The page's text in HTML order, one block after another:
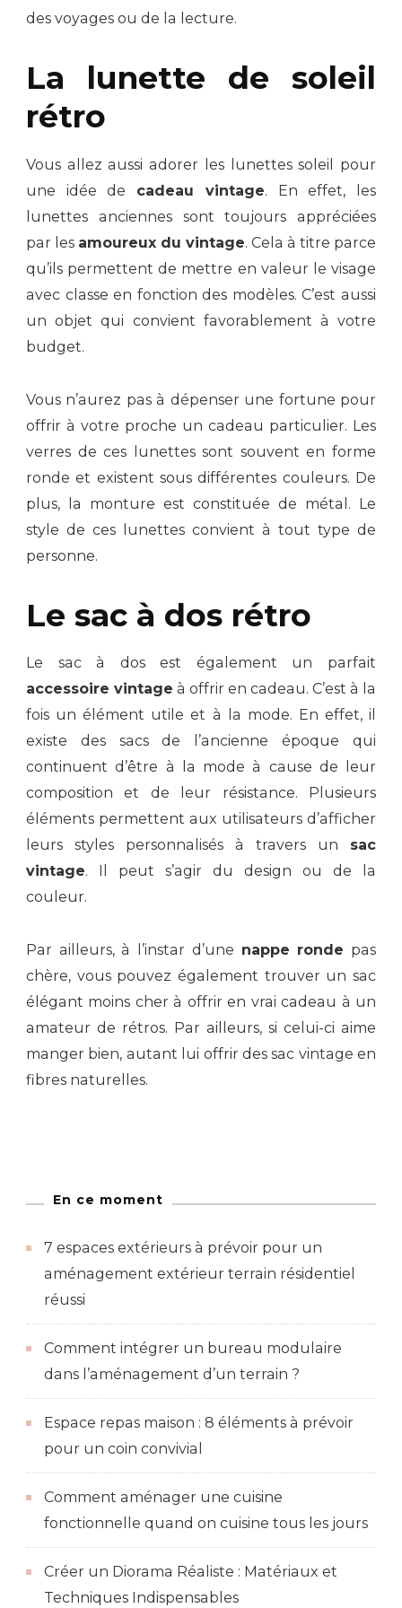
des voyages ou de la lecture.
La lunette de soleil
rétro
Vous allez aussi adorer les lunettes soleil pour
une idée de cadeau vintage. En effet, les
lunettes anciennes sont toujours appréciées
par les amoureux du vintage. Cela à titre parce
qu’ils permettent de mettre en valeur le visage
avec classe en fonction des modèles. C’est aussi
un objet qui convient favorablement à votre
budget.
Vous n’aurez pas à dépenser une fortune pour
offrir à votre proche un cadeau particulier. Les
verres de ces lunettes sont souvent en forme
ronde et existent sous différentes couleurs. De
plus, la monture est constituée de métal. Le
style de ces lunettes convient à tout type de
personne.
Le sac à dos rétro
Le sac à dos est également un parfait
accessoire vintage à offrir en cadeau. C’est à la
fois un élément utile et à la mode. En effet, il
existe des sacs de l’ancienne époque qui
continuent d’être à la mode à cause de leur
composition et de leur résistance. Plusieurs
éléments permettent aux utilisateurs d’afficher
leurs styles personnalisés à travers un sac
vintage. Il peut s’agir du design ou de la
couleur.
Par ailleurs, à l’instar d’une nappe ronde pas
chère, vous pouvez également trouver un sac
élégant moins cher à offrir en vrai cadeau à un
amateur de rétros. Par ailleurs, si celui-ci aime
manger bien, autant lui offrir des sac vintage en
fibres naturelles.
En ce moment
7 espaces extérieurs à prévoir pour un
aménagement extérieur terrain résidentiel
réussi
Comment intégrer un bureau modulaire
dans l’aménagement d’un terrain ?
Espace repas maison : 8 éléments à prévoir
pour un coin convivial
Comment aménager une cuisine
fonctionnelle quand on cuisine tous les jours
Créer un Diorama Réaliste : Matériaux et
Techniques Indispensables